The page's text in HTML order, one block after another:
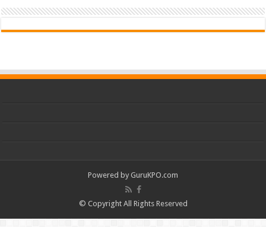
Powered by GuruKPO.com
© Copyright All Rights Reserved